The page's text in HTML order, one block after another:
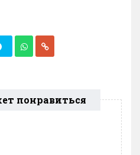
понравиться